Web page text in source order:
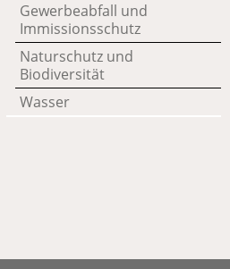
Gewerbeabfall und
Immissionsschutz
Naturschutz und
Biodiversität
Wasser